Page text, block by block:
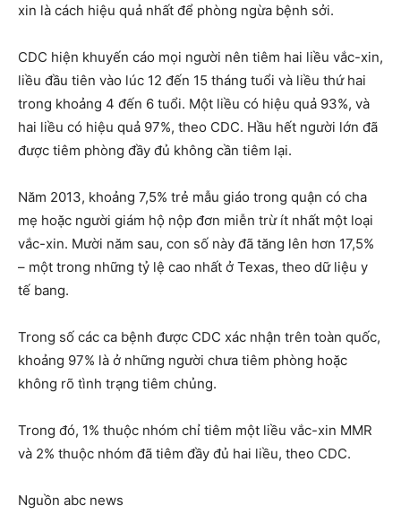
xin là cách hiệu quả nhất để phòng ngừa bệnh sởi.
CDC hiện khuyến cáo mọi người nên tiêm hai liều vắc-xin,
liều đầu tiên vào lúc 12 đến 15 tháng tuổi và liều thứ hai
trong khoảng 4 đến 6 tuổi. Một liều có hiệu quả 93%, và
hai liều có hiệu quả 97%, theo CDC. Hầu hết người lớn đã
được tiêm phòng đầy đủ không cần tiêm lại.
Năm 2013, khoảng 7,5% trẻ mẫu giáo trong quận có cha
mẹ hoặc người giám hộ nộp đơn miễn trừ ít nhất một loại
vắc-xin. Mười năm sau, con số này đã tăng lên hơn 17,5%
– một trong những tỷ lệ cao nhất ở Texas, theo dữ liệu y
tế bang.
Trong số các ca bệnh được CDC xác nhận trên toàn quốc,
khoảng 97% là ở những người chưa tiêm phòng hoặc
không rõ tình trạng tiêm chủng.
Trong đó, 1% thuộc nhóm chỉ tiêm một liều vắc-xin MMR
và 2% thuộc nhóm đã tiêm đầy đủ hai liều, theo CDC.
Nguồn abc news